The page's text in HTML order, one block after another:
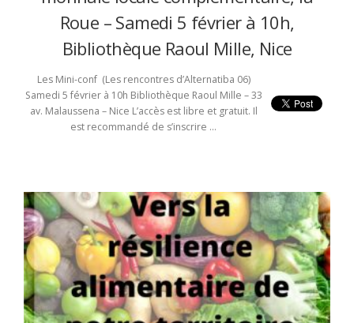
Roue – Samedi 5 février à 10h,
Bibliothèque Raoul Mille, Nice
Les Mini-conf (Les rencontres d’Alternatiba 06)
Samedi 5 février à 10h Bibliothèque Raoul Mille – 33
av. Malaussena – Nice L’accès est libre et gratuit. Il
est recommandé de s’inscrire …